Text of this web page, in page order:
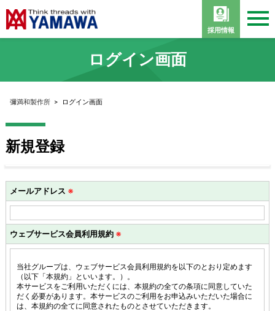
採用情報
ログイン画面
彌満和製作所 > ログイン画面
新規登録
メールアドレス ※
ウェブサービス会員利用規約 ※
当社グループは、ウェブサービス会員利用規約を以下のとおり定めます
（以下「本規約」といいます。）。
本サービスをご利用いただくには、本規約の全ての条項に同意していた
だく必要があります。本サービスのご利用をお申込みいただいた場合に
は、本規約の全てに同意されたものとさせていただきます。